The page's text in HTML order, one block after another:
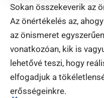
Sokan összekeverik az
Az önértékelés az,
az önismeret
vonatkozóan, kik is
lehetővé teszi, hogy
elfogadjuk a
erősségeinkre.